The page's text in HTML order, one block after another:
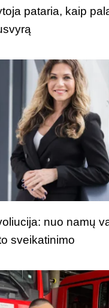
pataria, kaip
nuo namų
sveikatinimo